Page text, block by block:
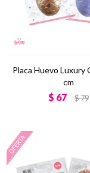
Placa Huevo Luxury
cm
$ 67 $79